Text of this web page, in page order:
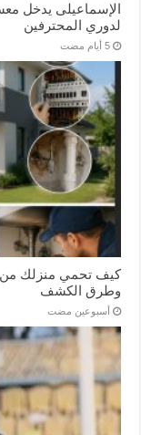
الإسماعیلی یدخل
لدوري المحترفين
‏5 أيام مضت
كيف تحمي منزلك من
وطرق الكشف
‏أسبوعين مضت